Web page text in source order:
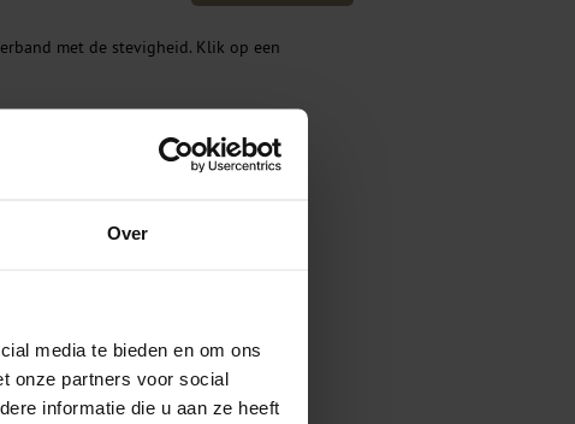
Over
media te bieden en om ons
onze partners voor social
informatie die u aan ze heeft
met de stevigheid. Klik op een
Banderen Blind gestikt
SELECTEER